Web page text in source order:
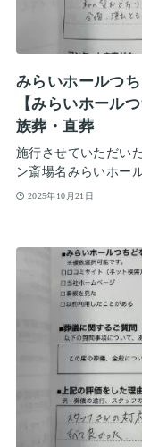
みらいホールつ
【みらいホール
族葬・直葬
施行させていただい
ン斎場名みらいホール
2025年10月21日